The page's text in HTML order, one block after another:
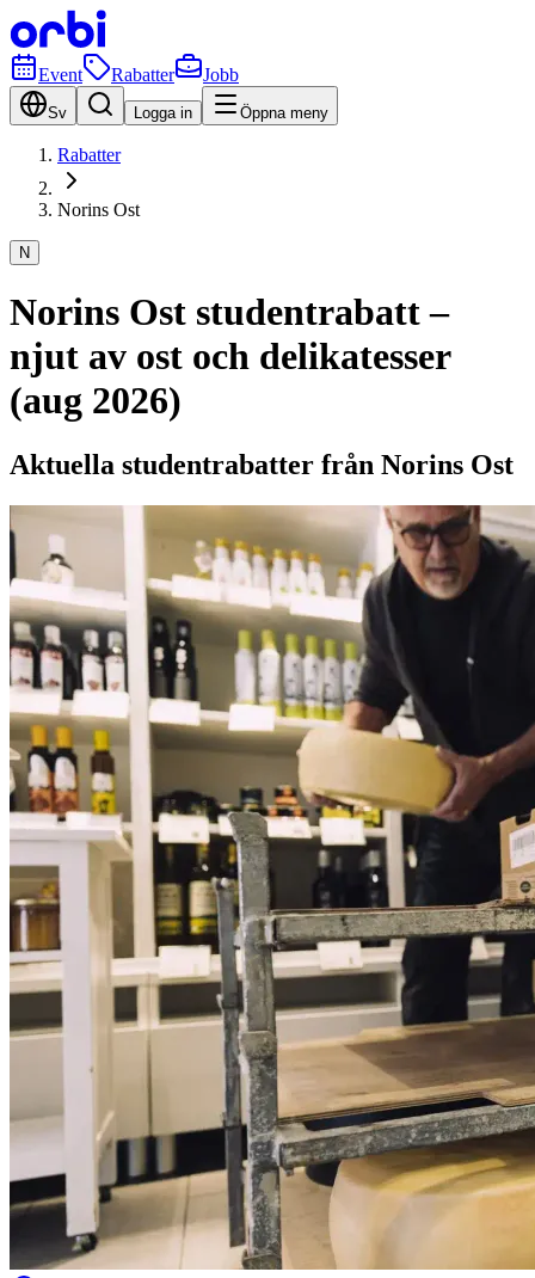
Event Rabatter Jobb
Sv Logga in Öppna meny
Rabatter
Norins Ost
N
Norins Ost studentrabatt –
njut av ost och delikatesser
(aug 2026)
Aktuella studentrabatter från Norins Ost